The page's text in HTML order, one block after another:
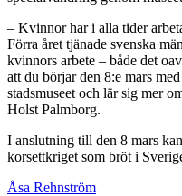
– Kvinnor har i alla tider
Förra året tjänade svenska
kvinnors arbete – både det
att du börjar den 8:e mars
stadsmuseet och lär sig mer
Holst Palmborg.
I anslutning till den 8 mars
korsettkriget som bröt i
Åsa Rehnström